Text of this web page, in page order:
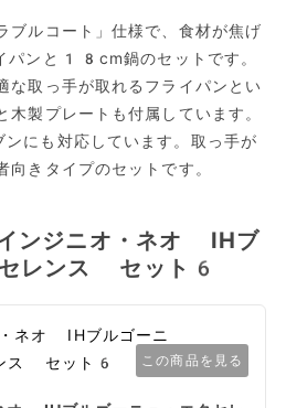
ブルコート」仕様で、食材が焦げ
ンと18cm鍋のセットです。
な取っ手が取れるフライパンとい
木製プレートも付属しています。
も対応しています。取っ手が
きタイプのセットです。
ジニオ・ネオ IHブ
セレンス セット6
この商品を見る